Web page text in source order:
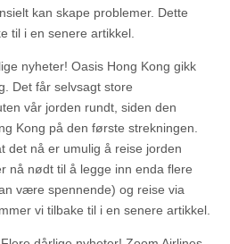
kan skape problemer. Dette
til i en senere artikkel.
nyheter! Oasis Hong Kong gikk
Det får selvsagt store
vår jorden rundt, siden den
Kong på den første strekningen.
det nå er umulig å reise jorden
nå nødt til å legge inn enda flere
være spennende) og reise via
vi tilbake til i en senere artikkel.